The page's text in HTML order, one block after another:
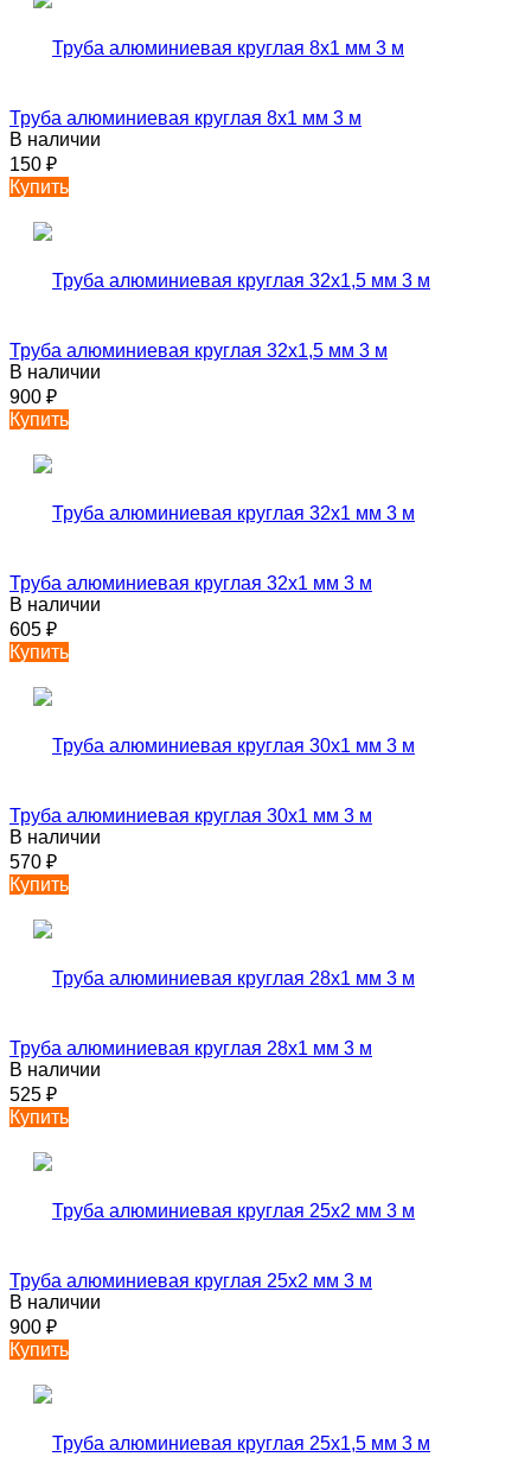
Труба алюминиевая круглая 8х1 мм 3 м
В наличии
150 ₽
Купить
Труба алюминиевая круглая 32х1,5 мм 3 м
В наличии
900 ₽
Купить
Труба алюминиевая круглая 32х1 мм 3 м
В наличии
605 ₽
Купить
Труба алюминиевая круглая 30х1 мм 3 м
В наличии
570 ₽
Купить
Труба алюминиевая круглая 28х1 мм 3 м
В наличии
525 ₽
Купить
Труба алюминиевая круглая 25х2 мм 3 м
В наличии
900 ₽
Купить